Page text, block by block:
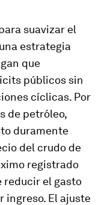
suavizar el
estrategia
que
públicos sin
cíclicas. Por
de petróleo,
duramente
del crudo de
registrado
reducir el gasto
ingreso. El ajuste